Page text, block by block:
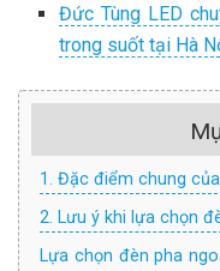
Đức Tùng LED
trong suốt tại Hà
1. Đặc điểm chung
2. Lưu ý khi lựa chọn
Lựa chọn đèn pha